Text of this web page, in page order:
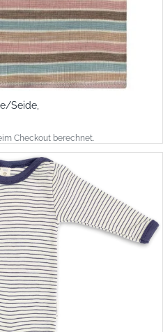
Seide,
Checkout berechnet.